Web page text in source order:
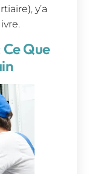
y’a
Que